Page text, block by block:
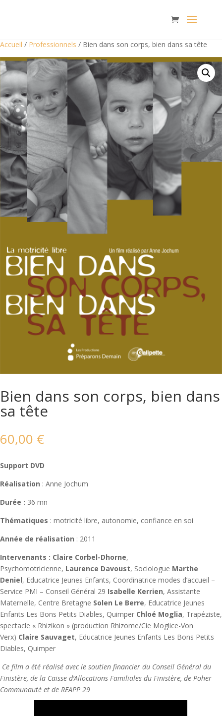
Accueil / Professionnels / Bien dans son corps, bien dans sa tête
Bien dans son corps, bien dans
sa tête
60,00 €
Support DVD
Réalisation : Anne Jochum
Durée : 36 mn
Thématiques : motricité libre, autonomie, confiance en soi
Année de réalisation : 2011
Intervenants : Claire Corbel-Dhorne,
Psychomotricienne, Laurence Davoust, Sociologue Marthe
Deniel, Educatrice Jeunes Enfants, Coordinatrice modes d’accueil –
Service PMI – Conseil Général 29 Isabelle Kerrien, Assistante
Maternelle, Centre Bretagne Solen Le Berre, Educatrice Jeunes
Enfants Les Bons Petits Diables, Quimper Chloé Moglia, Trapéziste,
spectacle « Rhizikon » (production Rhizome/Cie Moglice-Von
Verx) Claire Sauvaget, Educatrice Jeunes Enfants Les Bons Petits
Diables, Quimper
Ce film a été réalisé avec le soutien financier du Conseil Général du
Finistère, de la Caisse d’Allocations Familiales du Finistère, de Poher
Communauté et de REAPP 29